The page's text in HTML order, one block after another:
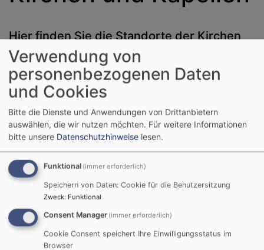
Hier finden Sie die Standorte der Kirchen
und Kapellen im Dekanat.
Standorte im Dekanat
+
−
Verwendung von
personenbezogenen Daten
und Cookies
Bitte die Dienste und Anwendungen von Drittanbietern
auswählen, die wir nutzen möchten. Für weitere Informationen
bitte unsere Datenschutzhinweise lesen.
Funktional (immer erforderlich)
Speichern von Daten: Cookie für die Benutzersitzung
Zweck: Funktional
Consent Manager (immer erforderlich)
Cookie Consent speichert Ihre Einwilligungsstatus im
Browser